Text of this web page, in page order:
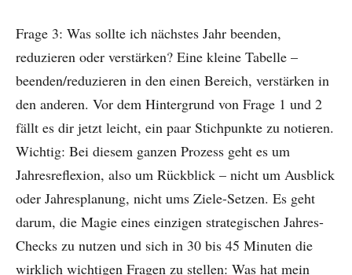
Frage 3: Was sollte ich nächstes Jahr beenden,
reduzieren oder verstärken? Eine kleine Tabelle –
beenden/reduzieren in den einen Bereich, verstärken in
den anderen. Vor dem Hintergrund von Frage 1 und 2
fällt es dir jetzt leicht, ein paar Stichpunkte zu notieren.
Wichtig: Bei diesem ganzen Prozess geht es um
Jahresreflexion, also um Rückblick – nicht um Ausblick
oder Jahresplanung, nicht ums Ziele-Setzen. Es geht
darum, die Magie eines einzigen strategischen Jahres-
Checks zu nutzen und sich in 30 bis 45 Minuten die
wirklich wichtigen Fragen zu stellen: Was hat mein